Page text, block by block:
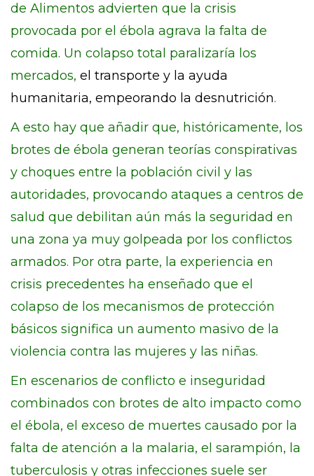
de Alimentos advierten que la crisis
provocada por el ébola agrava la falta de
comida. Un colapso total paralizaría los
mercados, el transporte y la ayuda
humanitaria, empeorando la desnutrición.
A esto hay que añadir que, históricamente, los
brotes de ébola generan teorías conspirativas
y choques entre la población civil y las
autoridades, provocando ataques a centros de
salud que debilitan aún más la seguridad en
una zona ya muy golpeada por los conflictos
armados. Por otra parte, la experiencia en
crisis precedentes ha enseñado que el
colapso de los mecanismos de protección
básicos significa un aumento masivo de la
violencia contra las mujeres y las niñas.
En escenarios de conflicto e inseguridad
combinados con brotes de alto impacto como
el ébola, el exceso de muertes causado por la
falta de atención a la malaria, el sarampión, la
tuberculosis y otras infecciones suele ser